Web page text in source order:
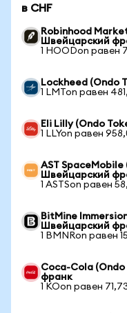
в CHF
Robinhood
Швейцарский
1 HOODon равен
Lockheed (Ondo
1 LMTon равен
Eli Lilly (Ondo
1 LLYon равен
AST SpaceMobile
Швейцарский
1 ASTSon равен
BitMine
Швейцарский
1 BMNRon равен
Coca-Cola
франк
1 KOon равен